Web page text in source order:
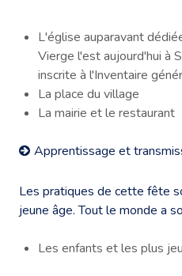
L'église auparavant
Vierge l'est aujourd'hui à
inscrite à l'Inventaire
La place du village
La mairie et le restaurant
Apprentissage et
Les pratiques de cette fête
jeune âge. Tout le monde a
Les enfants et les plus